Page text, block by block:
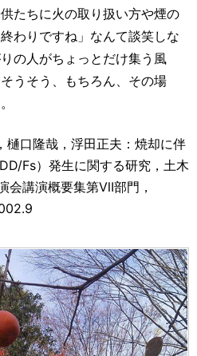
たちに火の取り扱い方や煙の
わりですね」なんて談笑しな
の人がちょっとだけ集う風
うそう、もちろん、その場
樋口隆哉，浮田正夫：焼却に伴
Fs）発生に関する研究，土木
会講演概要集第Ⅶ部門，